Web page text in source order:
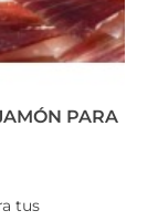
PARA
tus